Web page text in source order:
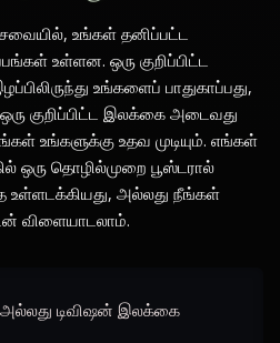
உங்கள் தனிப்பட்ட
உள்ளன. ஒரு குறிப்பிட்ட
உங்களைப் பாதுகாப்பது,
குறிப்பிட்ட இலக்கை அடைவது
உங்களுக்கு உதவ முடியும். எங்கள்
ஒரு தொழில்முறை பூஸ்டரால்
உள்ளடக்கியது, அல்லது நீங்கள்
விளையாடலாம்.
அல்லது டிவிஷன் இலக்கை